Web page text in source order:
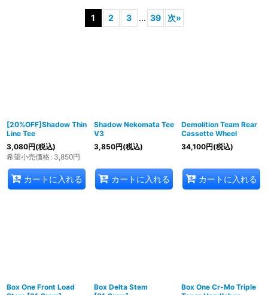
1 2 3 ... 39 次»
[20%OFF]Shadow Thin
Line Tee
3,080円(税込)
希望小売価格: 3,850円
カートに入れる
Shadow Nekomata Tee
V3
3,850円(税込)
カートに入れる
Demolition Team Rear
Cassette Wheel
34,100円(税込)
カートに入れる
Box One Front Load
Box Delta Stem
Box One Cr-Mo Triple